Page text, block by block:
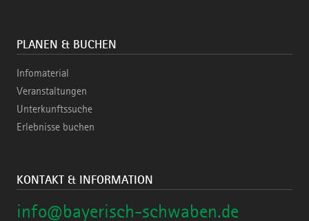
PLANEN & BUCHEN
Infomaterial
Veranstaltungen
Unterkunftssuche
Erlebnisse buchen
KONTAKT & INFORMATION
info@bayerisch-schwaben.de